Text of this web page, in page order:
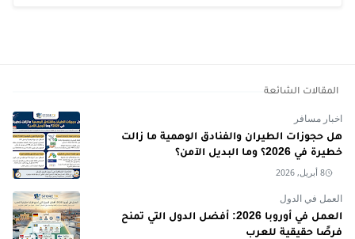
المقالات الشائعة
اخبار مسافر
هل حجوزات الطيران والفنادق الوهمية ما زالت
خطيرة في 2026؟ وما البديل الآمن؟
8 أبريل, 2026
العمل في الدول
العمل في أوروبا 2026: أفضل الدول التي تمنح
فرصًا حقيقية للعرب